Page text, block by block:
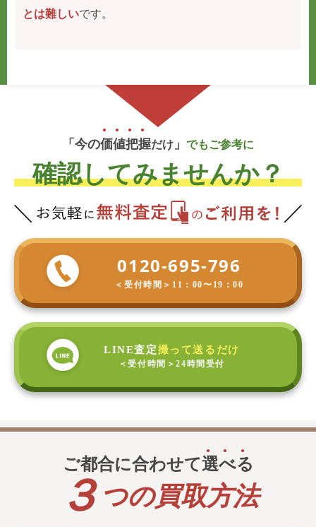
とは難しいです。
「今の価値把握だけ 」 でもご参考に
確認してみませんか？
0120-695-796
＜受付時間＞ 11：00〜19：00
LINE査定撮って送るだけ
＜受付時間＞24時間受付
ご都合に合わせて選べる
３ つの買取方法